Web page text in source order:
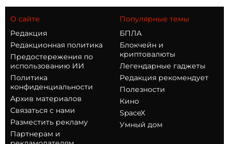
О сайте
Редакция
Редакционная политика
Предостережения по
использованию ИИ
Политика
конфиденциальности
Архив материалов
Связаться с нами
Разместить рекламу
Партнерам и
Популярные темы
БПЛА
Блокчейн и
криптовалюты
Легендарные гаджеты
Редакция рекомендует
Полезности
Кино
SpaceX
Умный дом